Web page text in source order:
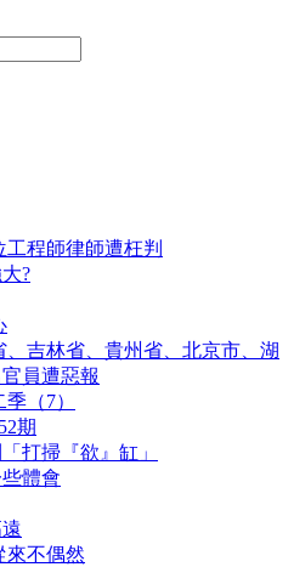
程師律師遭枉判
?
吉林省、貴州省、北京市、湖
員遭惡報
（7）
期
打掃『欲』缸」
體會
來不偶然